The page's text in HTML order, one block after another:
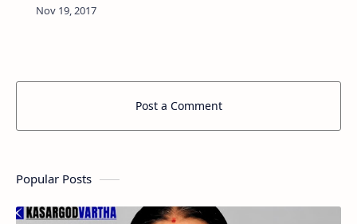
2017' കാഞ്ഞങ്ങാട് ഇഖ്ബാല്‍ ഹയര്‍
Post a Comment
Popular Posts